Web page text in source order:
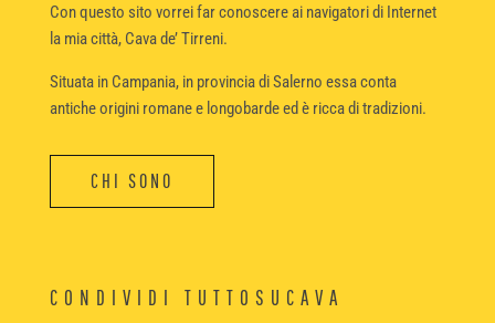
Con questo sito vorrei far conoscere ai navigatori di Internet
la mia città, Cava de’ Tirreni.
Situata in Campania, in provincia di Salerno essa conta
antiche origini romane e longobarde ed è ricca di tradizioni.
CHI SONO
CONDIVIDI TUTTOSUCAVA